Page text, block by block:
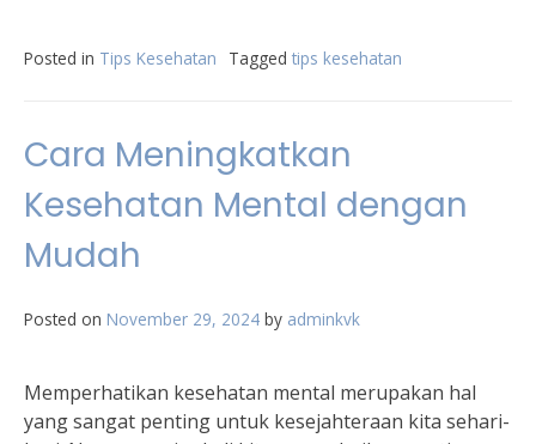
Posted in Tips Kesehatan Tagged tips kesehatan
Cara Meningkatkan
Kesehatan Mental dengan
Mudah
Posted on November 29, 2024 by adminkvk
Memperhatikan kesehatan mental merupakan hal
yang sangat penting untuk kesejahteraan kita sehari-